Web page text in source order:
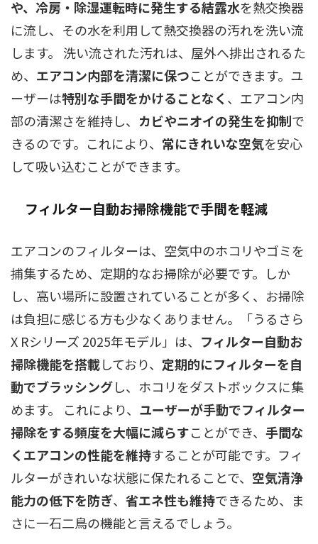
や、冷房・除湿運転時に発生する結露水を熱交換器
に流し、その水を利用して熱交換器の汚れを洗い流
します。 洗い流された汚れは、屋外へ排出されるた
め、 エアコン内部を清潔に保つことができます。ユ
ーザーは特別な手間をかけることなく、エアコン内
部の清潔さを維持し、 カビやニオイの発生を抑制で
きるのです。これにより、 常にきれいな空気を安心
して吸い込むことができます。
フィルター自動お掃除機能で手間を軽減
エアコンのフィルターは、空気中のホコリやゴミを
捕集するため、定期的なお掃除が必要です。しか
し、高い場所に設置されていることが多く、お掃除
は負担に感じる方も少なくありません。「うるさら
X Rシリーズ 2025年モデル」は、 フィルター自動お
掃除機能を搭載しており、 定期的にフィルターを自
動でブラッシングし、ホコリをダストボックスに集
めます。 これにより、 ユーザーが手動でフィルター
掃除をする頻度を大幅に減らすことができ、 手間な
くエアコンの性能を維持することが可能です。フィ
ルターがきれいな状態に保たれることで、 空気清浄
能力の低下を防ぎ、 省エネ性も維持できるため、ま
さに一石二鳥の機能と言えるでしょう。